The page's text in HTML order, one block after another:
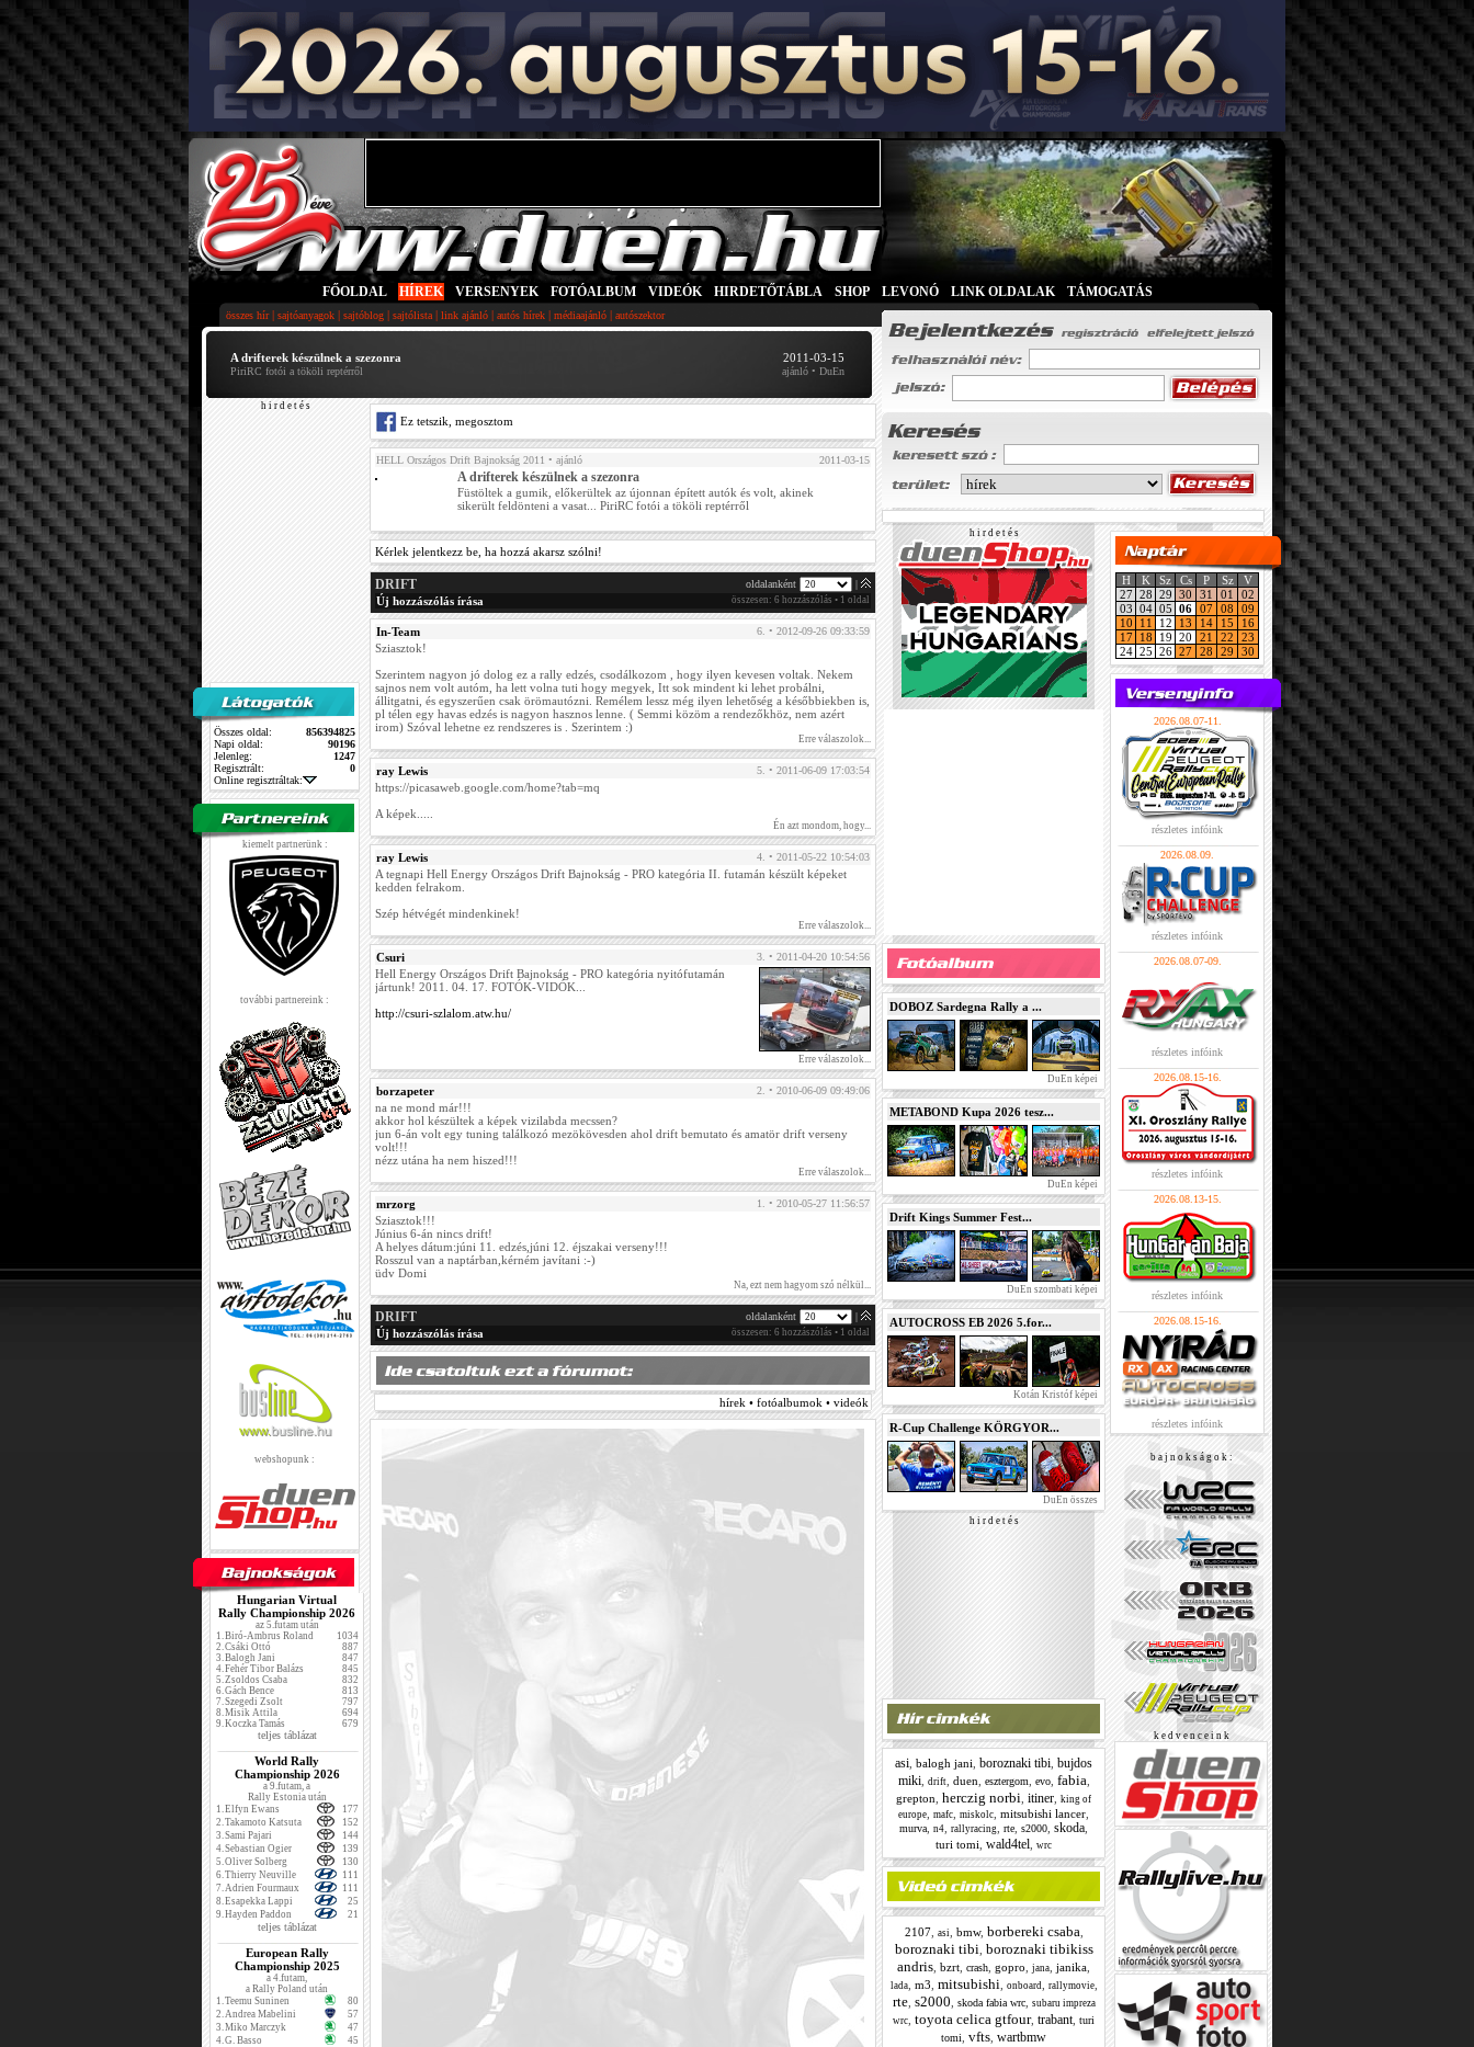
FŐOLDAL HÍREK VERSENYEK FOTÓALBUM VIDEÓK HIRDETŐTÁBLA SHOP LEVONÓ LINK OLDALAK TÁMOGATÁS
összes hír| sajtóanyagok | sajtóblog | sajtólista | link ajánló | autós hírek | médiaajánló | autószektor
A drifterek készülnek a szezonra
PiriRC fotói a tököli reptérről
2011-03-15
ajánló • DuEn
h i r d e t é s
Összes oldal:
856394825
Napi oldal:
90196
Jelenleg:
1247
Regisztrált:
0
Online regisztráltak:
kiemelt partnerünk :
további partnereink :
webshopunk :
Hungarian Virtual
Rally Championship 2026
az 5.futam után
1.Biró-Ambrus Roland
1034
2.Csáki Ottó
887
3.Balogh Jani
847
4.Fehér Tibor Balázs
845
5.Zsoldos Csaba
832
6.Gách Bence
813
7.Szegedi Zsolt
797
8.Misik Attila
694
9.Koczka Tamás 679
teljes táblázat
World Rally
Championship 2026
a 9.futam, a
Rally Estonia után
1.Elfyn Ewans
177
2.Takamoto Katsuta
152
3.Sami Pajari
144
4.Sebastian Ogier
139
5.Oliver Solberg
130
6.Thierry Neuville
111
7.Adrien Fourmaux
111
8.Esapekka Lappi
25
9.Hayden Paddon 21
teljes táblázat
European Rally
Championship 2025
a 4.futam,
a Rally Poland után
1.Teemu Suninen
80
2.Andrea Mabelini
57
3.Miko Marczyk
47
4.G. Basso
45
Ez tetszik, megosztom
HELL Országos Drift Bajnokság 2011 • ajánló 2011-03-15
A drifterek készülnek a szezonra
Füstöltek a gumik, előkerültek az újonnan épített autók és volt, akinek
sikerült feldönteni a vasat... PiriRC fotói a tököli reptérről
Kérlek jelentkezz be, ha hozzá akarsz szólni!
DRIFT oldalanként
Új hozzászólás írása összesen: 6 hozzászólás • 1 oldal
In-Team 6. • 2012-09-26 09:33:59
Sziasztok!
Szerintem nagyon jó dolog ez a rally edzés, csodálkozom , hogy ilyen kevesen voltak. Nekem
sajnos nem volt autóm, ha lett volna tuti hogy megyek, Itt sok mindent ki lehet probálni,
állitgatni, és egyszerűen csak örömautózni. Remélem lessz még ilyen lehetőség a későbbiekben is,
pl télen egy havas edzés is nagyon hasznos lenne. ( Semmi közöm a rendezőkhöz, nem azért
irom) Szóval lehetne ez rendszeres is . Szerintem :)
Erre válaszolok...
ray Lewis 5. • 2011-06-09 17:03:54
https://picasaweb.google.com/home?tab=mq
A képek.....
Én azt mondom, hogy...
ray Lewis 4. • 2011-05-22 10:54:03
A tegnapi Hell Energy Országos Drift Bajnokság - PRO kategória II. futamán készült képeket
kedden felrakom.
Szép hétvégét mindenkinek!
Erre válaszolok...
Csuri 3. • 2011-04-20 10:54:56
Hell Energy Országos Drift Bajnokság - PRO kategória nyitófutamán
jártunk! 2011. 04. 17. FOTÓK-VIDÓK...
http://csuri-szlalom.atw.hu/
Erre válaszolok...
borzapeter 2. • 2010-06-09 09:49:06
na ne mond már!!!
akkor hol készültek a képek vizilabda mecssen?
jun 6-án volt egy tuning találkozó mezökövesden ahol drift bemutato és amatör drift verseny
volt!!!
nézz utána ha nem hiszed!!!
Erre válaszolok...
mrzorg 1. • 2010-05-27 11:56:57
Sziasztok!!!
Június 6-án nincs drift!
A helyes dátum:júni 11. edzés,júni 12. éjszakai verseny!!!
Rosszul van a naptárban,kérném javítani :-)
üdv Domi
Na, ezt nem hagyom szó nélkül...
DRIFT oldalanként
Új hozzászólás írása összesen: 6 hozzászólás • 1 oldal
hírek • fotóalbumok • videók
h i r d e t é s
DOBOZ Sardegna Rally a ...
DuEn képei
METABOND Kupa 2026 tesz...
DuEn képei
Drift Kings Summer Fest...
DuEn szombati képei
AUTOCROSS EB 2026 5.for...
Kotán Kristóf képei
R-Cup Challenge KÖRGYOR...
DuEn összes
h i r d e t é s
asi balogh jani boroznaki tibi bujdos
miki, drift, duen esztergom evo, fabia
grepton herczig norbi itiner king of
europe mafc miskolc mitsubishi lancer
murva n4 rallyracing rte s2000 skoda
turi tomi wald4tel wrc
2107, asi bmw, borbereki csaba
boroznaki tibi boroznaki tibikiss
andris bzrt crash gopro jana janika
lada, m3 mitsubishi onboard rallymovie,
rte, s2000 skoda fabia wrc, subaru impreza
wrc toyota celica gtfour, trabant turi
tomi
vfts wartbmw
H K Sz Cs P Sz
V
27 28 29 30 31 01
02
03 04 05 06 07 08
09
10
11 12 13 14 15
16
17
18 19 20 21 22
23
24 25 26 27 28 29 30
2026.08.07-11.
részletes infóink
2026.08.09.
részletes infóink
2026.08.07-09.
részletes infóink
2026.08.15-16.
részletes infóink
2026.08.13-15.
részletes infóink
2026.08.15-16.
részletes infóink
b a j n o k s á g o k :
k e d v e n c e i n k